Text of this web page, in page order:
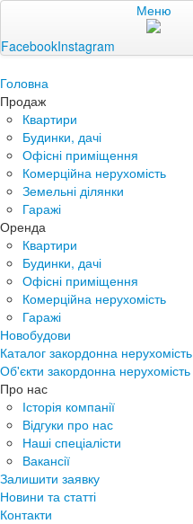
Меню
FacebookInstagram
Головна
Продаж
Квартири
Будинки, дачі
Офісні приміщення
Комерційна нерухомість
Земельні ділянки
Гаражі
Оренда
Квартири
Будинки, дачі
Офісні приміщення
Комерційна нерухомість
Гаражі
Новобудови
Каталог закордонна нерухомість
Об'єкти закордонна нерухомість
Про нас
Історія компанії
Відгуки про нас
Наші спеціалісти
Вакансії
Залишити заявку
Новини та статті
Контакти